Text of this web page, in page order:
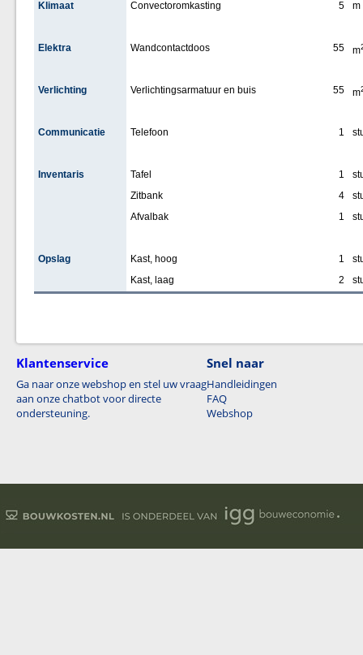
Klimaat Convectoromkasting 5 m
Elektra Wandcontactdoos 55 m
Verlichting Verlichtingsarmatuur en buis 55 m
Communicatie Telefoon 1
Inventaris Tafel 1
Zitbank
4
Afvalbak
1
Opslag Kast, hoog 1
Kast, laag
2
Klantenservice
Ga naar onze webshop en stel uw vraag
aan onze chatbot voor directe
ondersteuning.
Snel naar
Handleidingen
FAQ
Webshop